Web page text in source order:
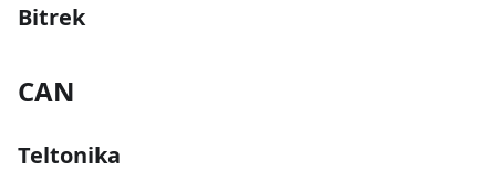
Bitrek
CAN
Teltonika